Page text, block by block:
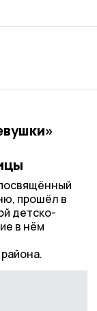
прошёл в
детско-
в нём